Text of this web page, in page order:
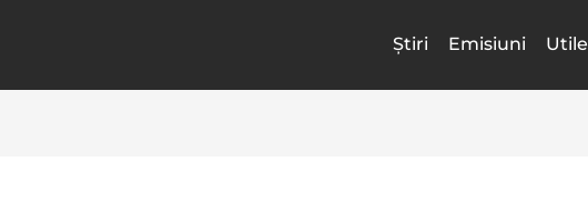
Știri Emisiuni Utile